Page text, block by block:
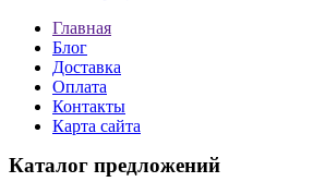
Главная
Блог
Доставка
Оплата
Контакты
Карта сайта
Каталог предложений